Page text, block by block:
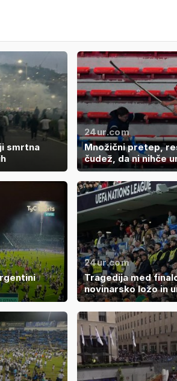
smrtna
24ur.com
Množični pretep,
čudež, da ni nihče
24ur.com
Tragedija med
novinarsko ložo in